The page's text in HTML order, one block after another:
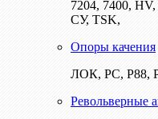
7204, 7400,
СУ, TSK,
Опоры качения
ЛОК, РС, Р88,
Револьверные